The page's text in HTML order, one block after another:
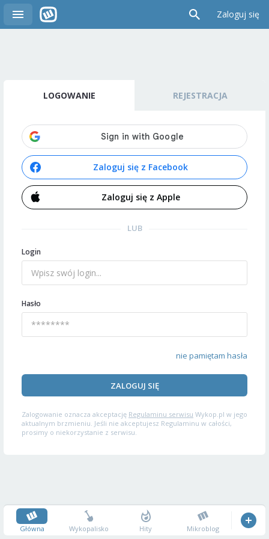
Zaloguj się
LOGOWANIE REJESTRACJA
Zaloguj się z Facebook
Zaloguj się z Apple
LUB
Login
Hasło
nie pamiętam hasła
ZALOGUJ SIĘ
Zalogowanie oznacza akceptację Regulaminu serwisu Wykop.pl w jego
aktualnym brzmieniu. Jeśli nie akceptujesz Regulaminu w całości,
prosimy o niekorzystanie z serwisu.
Główna Wykopalisko Hity Mikroblog